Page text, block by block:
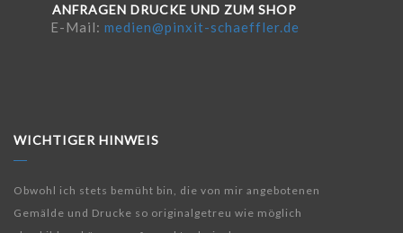
ANFRAGEN DRUCKE UND ZUM SHOP
E-Mail: medien@pinxit-schaeffler.de
WICHTIGER HINWEIS
Obwohl ich stets bemüht bin, die von mir angebotenen
Gemälde und Drucke so originalgetreu wie möglich